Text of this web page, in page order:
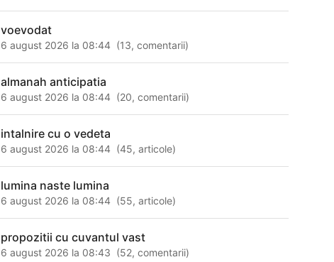
voevodat
6 august 2026 la 08:44 (13,comentarii)
almanah anticipatia
6 august 2026 la 08:44 (20,comentarii)
intalnire cu o vedeta
6 august 2026 la 08:44 (45,articole)
lumina naste lumina
6 august 2026 la 08:44 (55,articole)
propozitii cu cuvantul vast
6 august 2026 la 08:43 (52,comentarii)